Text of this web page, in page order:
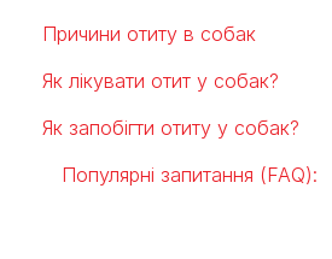
Причини отиту в собак
Як лікувати отит у собак?
Як запобігти отиту у собак?
Популярні запитання (FAQ):